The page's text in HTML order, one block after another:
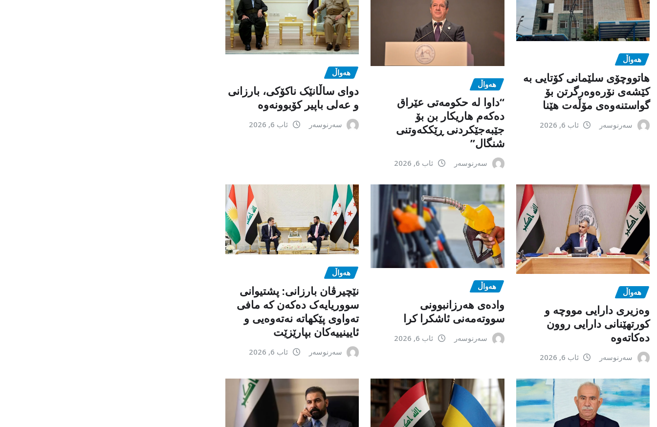
هەواڵ
هاتووچۆی سلێمانی کۆتایی بە
کێشەی نۆرەوەرگرتن بۆ
گواستنەوەی مۆڵەت هێنا
سەرنوسەر ئاب 6, 2026
هەواڵ
“داوا لە حكومەتی عێراق
دەكەم هاریكار بن بۆ
جێبەجێكردنی ڕێككەوتنی
شنگال”
سەرنوسەر ئاب 6, 2026
هەواڵ
دوای ساڵانێک ناکۆکی، بارزانی
و عەلی باپیر کۆبوونەوە
سەرنوسەر ئاب 6, 2026
هەواڵ
وەزیری دارایی مووچە و
کورتهێنانی دارایی روون
دەکاتەوە
سەرنوسەر ئاب 6, 2026
هەواڵ
وادەی هەرزانبوونی
سووتەمەنی ئاشکرا کرا
سەرنوسەر ئاب 6, 2026
هەواڵ
نێچیرڤان بارزانی: پشتیوانی
سووریایەک دەکەن کە مافی
تەواوی پێکهاتە نەتەوەیی و
ئایینییەکان بپارێزێت
سەرنوسەر ئاب 6, 2026